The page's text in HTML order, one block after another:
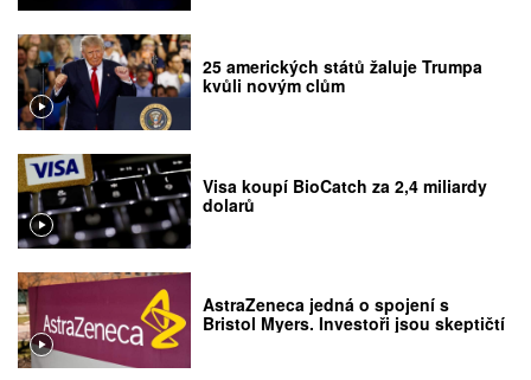
25 amerických států žaluje Trumpa
kvůli novým clům
Visa koupí BioCatch za 2,4 miliardy
dolarů
AstraZeneca jedná o spojení s
Bristol Myers. Investoři jsou skeptičtí